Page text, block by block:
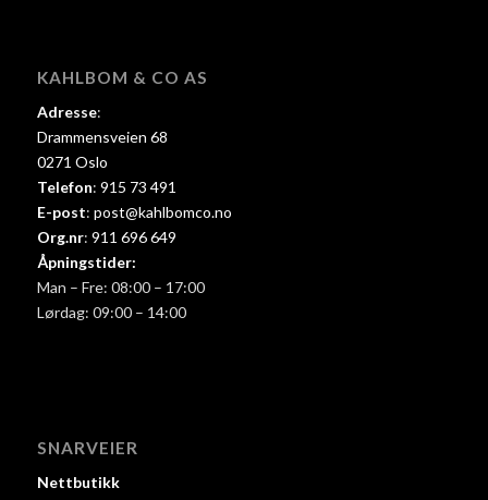
KAHLBOM & CO AS
Adresse:
Drammensveien 68
0271 Oslo
Telefon: 915 73 491
E-post: post@kahlbomco.no
Org.nr: 911 696 649
Åpningstider:
Man – Fre: 08:00 – 17:00
Lørdag: 09:00 – 14:00
SNARVEIER
Nettbutikk